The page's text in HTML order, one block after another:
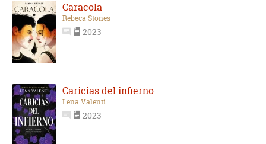
Caracola
Rebeca Stones
2023
Caricias del infierno
Lena Valenti
2023